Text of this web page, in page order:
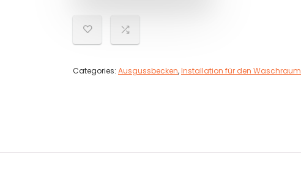
Categories: Ausgussbecken,Installation für den Waschraum